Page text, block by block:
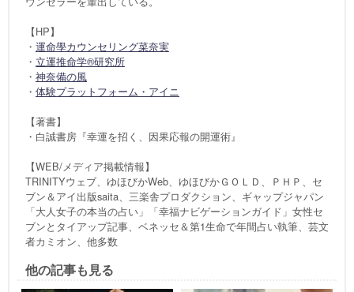
【HP】
・ 運命學カウンセリング菜奈実
・ 立運推命学®研究所
・ 神奈備の風
・ 体験プラットフォーム・アイニ
【著書】
・白誠書房『幸運を招く、因果応報の開運術』
【WEB/メディア掲載情報】
TRINITYウェブ、ゆほびかWeb、ゆほびかＧＯＬＤ、ＰＨＰ、セ
ブン＆アイ出版saita、三楽舎プロダクション、ギャップジャパン
「大人女子の本当の占い」「幸福ナビゲーションガイド」女性セ
ブンとタイアップ記事、ベネッセ＆第1生命で年間占い執筆、芸文
者カミオン、他多数
他の記事も見る